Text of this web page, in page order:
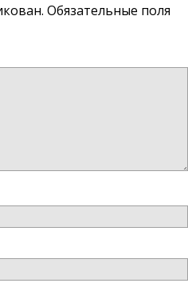
Обязательные поля